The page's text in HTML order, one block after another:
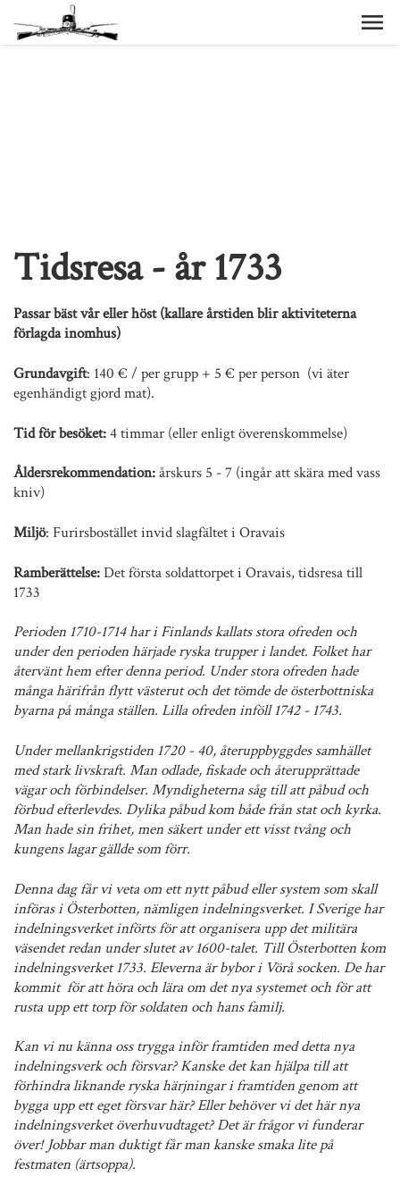
Tidsresa - år 1733
Passar bäst vår eller höst (kallare årstiden blir aktiviteterna
förlagda inomhus)
Grundavgift: 140 € / per grupp + 5 € per person (vi äter
egenhändigt gjord mat).
Tid för besöket:4 timmar (eller enligt överenskommelse)
Åldersrekommendation:årskurs 5 - 7 (ingår att skära med vass
kniv)
Miljö: Furirsbostället invid slagfältet i Oravais
Ramberättelse:Det första soldattorpet i Oravais, tidsresa till
1733
Perioden 1710-1714 har i Finlands kallats stora ofreden och
under den perioden härjade ryska trupper i landet. Folket har
återvänt hem efter denna period. Under stora ofreden hade
många härifrån flytt västerut och det tömde de österbottniska
byarna på många ställen. Lilla ofreden inföll 1742 - 1743.
Under mellankrigstiden 1720 - 40, återuppbyggdes samhället
med stark livskraft. Man odlade, fiskade och återupprättade
vägar och förbindelser. Myndigheterna såg till att påbud och
förbud efterlevdes. Dylika påbud kom både från stat och kyrka.
Man hade sin frihet, men säkert under ett visst tvång och
kungens lagar gällde som förr.
Denna dag får vi veta om ett nytt påbud eller system som skall
införas i Österbotten, nämligen indelningsverket. I Sverige har
indelningsverket införts för att organisera upp det militära
väsendet redan under slutet av 1600-talet. Till Österbotten kom
indelningsverket 1733. Eleverna är bybor i Vörå socken. De har
kommit för att höra och lära om det nya systemet och för att
rusta upp ett torp för soldaten och hans familj.
Kan vi nu känna oss trygga inför framtiden med detta nya
indelningsverk och försvar? Kanske det kan hjälpa till att
förhindra liknande ryska härjningar i framtiden genom att
bygga upp ett eget försvar här? Eller behöver vi det här nya
indelningsverket överhuvudtaget? Det är frågor vi funderar
över! Jobbar man duktigt får man kanske smaka lite på
festmaten (ärtsoppa).